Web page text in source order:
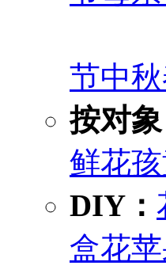
节中秋
按对象
鲜花
DIY：
盒花